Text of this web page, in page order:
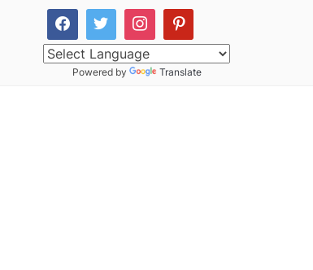
Powered by Translate